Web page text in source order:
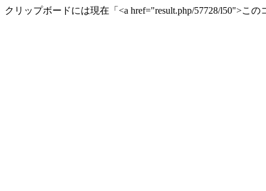
クリップボードには現在「<a href="result.php/57728/l50">こ